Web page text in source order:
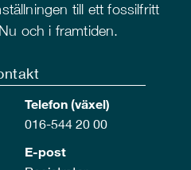
till ett fossilfritt
och i framtiden.
Telefon (växel)
016-544 20 00
E-post